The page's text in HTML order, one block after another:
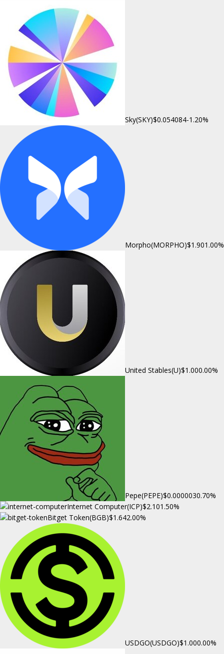
Sky(SKY)$0.054084-1.20%
Morpho(MORPHO)$1.901.00%
United Stables(U)$1.000.00%
Pepe(PEPE)$0.0000030.70%
Internet Computer(ICP)$2.101.50%
Bitget Token(BGB)$1.642.00%
USDGO(USDGO)$1.000.00%